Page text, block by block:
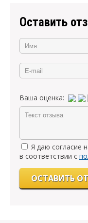
Оставить
Ваша оценка:
Я даю согласие
в соответствии с